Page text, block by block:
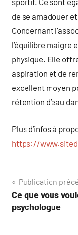
sportif. Ce sont
de se amadouer
Concernant
l’équilibre maigre
physique. Elle
aspiration et de
excellent moyen
rétention d’eau
Plus d’infos à
https://
Navigation
de
Publication
Ce que vous
psychologue